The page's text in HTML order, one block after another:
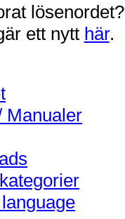
lösenordet?
ett nytt här.
Manualer